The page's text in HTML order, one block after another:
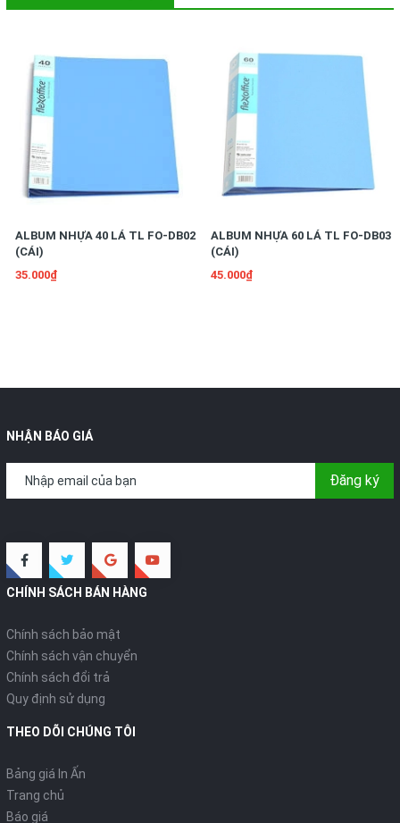
ALBUM NHỰA 40 LÁ TL FO-DB02
(CÁI)
35.000₫
ALBUM NHỰA 60 LÁ TL FO-DB03
(CÁI)
45.000₫
NHẬN BÁO GIÁ
Đăng ký
CHÍNH SÁCH BÁN HÀNG
Chính sách bảo mật
Chính sách vận chuyển
Chính sách đổi trả
Quy định sử dụng
THEO DÕI CHÚNG TÔI
Bảng giá In Ấn
Trang chủ
Báo giá